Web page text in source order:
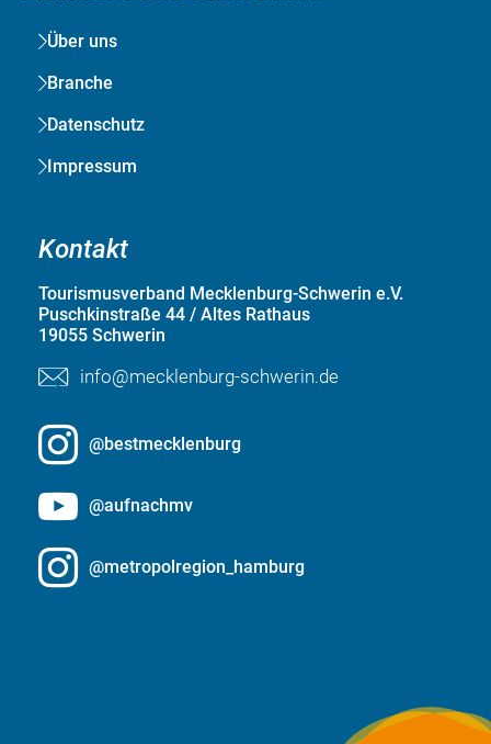
Über uns
Branche
Datenschutz
Impressum
Kontakt
Tourismusverband Mecklenburg-Schwerin e.V.
Puschkinstraße 44 / Altes Rathaus
19055 Schwerin
info@mecklenburg-schwerin.de
@bestmecklenburg
@aufnachmv
@metropolregion_hamburg